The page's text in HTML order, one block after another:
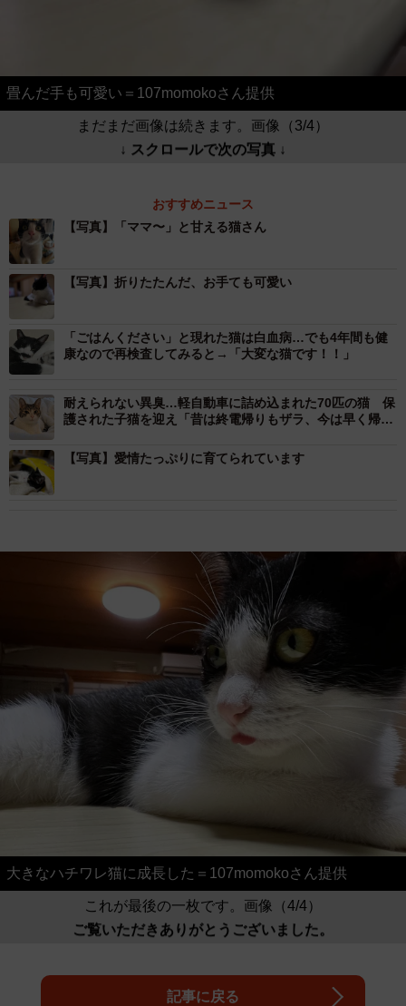
畳んだ手も可愛い＝107momokoさん提供
まだまだ画像は続きます。画像（3/4）
↓ スクロールで次の写真 ↓
おすすめニュース
【写真】「ママ〜」と甘える猫さん
【写真】折りたたんだ、お手ても可愛い
「ごはんください」と現れた猫は白血病…でも4年間も健
康なので再検査してみると→「大変な猫です！！」
耐えられない異臭…軽自動車に詰め込まれた70匹の猫 保
護された子猫を迎え「昔は終電帰りもザラ、今は早く帰宅
【写真】愛情たっぷりに育てられています
大きなハチワレ猫に成長した＝107momokoさん提供
これが最後の一枚です。画像（4/4）
ご覧いただきありがとうございました。
記事に戻る